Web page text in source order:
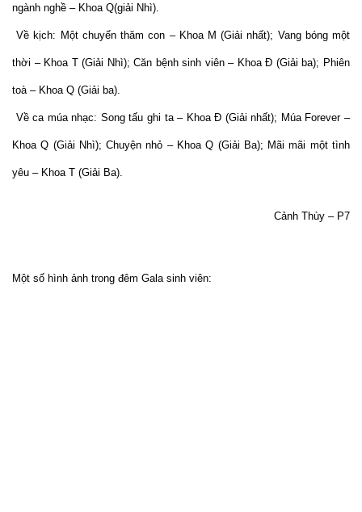
ngành nghề – Khoa Q(giải Nhì).
Về kịch: Một chuyến thăm con – Khoa M (Giải nhất); Vang bóng một
thời – Khoa T (Giải Nhì); Căn bệnh sinh viên – Khoa Đ (Giải ba); Phiên
toà – Khoa Q (Giải ba).
Về ca múa nhạc: Song tấu ghi ta – Khoa Đ (Giải nhất); Múa Forever –
Khoa Q (Giải Nhì); Chuyện nhỏ – Khoa Q (Giải Ba); Mãi mãi một tình
yêu – Khoa T (Giải Ba).
Cảnh Thùy – P7
Một số hình ảnh trong đêm Gala sinh viên: